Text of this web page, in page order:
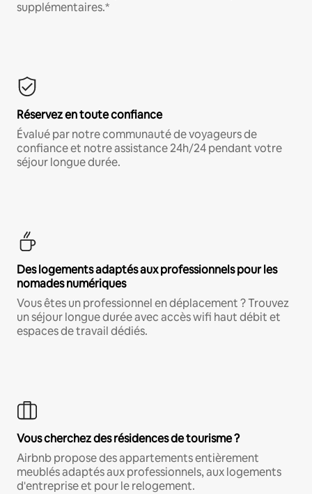
supplémentaires.*
Réservez en toute confiance
Évalué par notre communauté de voyageurs de
confiance et notre assistance 24h/24 pendant votre
séjour longue durée.
Des logements adaptés aux professionnels pour les
nomades numériques
Vous êtes un professionnel en déplacement ? Trouvez
un séjour longue durée avec accès wifi haut débit et
espaces de travail dédiés.
Vous cherchez des résidences de tourisme ?
Airbnb propose des appartements entièrement
meublés adaptés aux professionnels, aux logements
d'entreprise et pour le relogement.